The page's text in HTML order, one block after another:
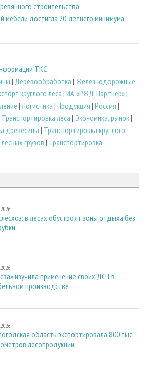
строительства
достигла 20-летнего минимума
ТКС
| Деревообработка | Железнодорожные
круглого леса | ИА «РЖД-Партнер»|
| Логистика | Продукция | Россия |
Транспортировка леса | Экономика, рынок|
древесины | Транспортировка круглого
грузов | Транспортировка
в лесах обустроят зоны отдыха без
изучила применение своих ДСП в
производстве
область экспортировала 800 тыс.
лесопродукции